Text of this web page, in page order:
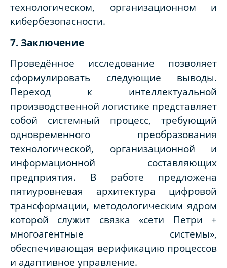
технологическом, организационном и
кибербезопасности.
7. Заключение
Проведённое исследование позволяет
сформулировать следующие выводы.
Переход к интеллектуальной
производственной логистике представляет
собой системный процесс, требующий
одновременного преобразования
технологической, организационной и
информационной составляющих
предприятия. В работе предложена
пятиуровневая архитектура цифровой
трансформации, методологическим ядром
которой служит связка «сети Петри +
многоагентные системы»,
обеспечивающая верификацию процессов
и адаптивное управление.